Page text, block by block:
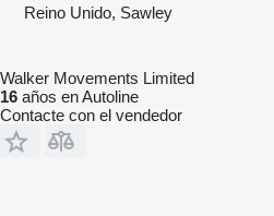
Reino Unido, Sawley
Walker Movements Limited
16 años en Autoline
Contacte con el vendedor